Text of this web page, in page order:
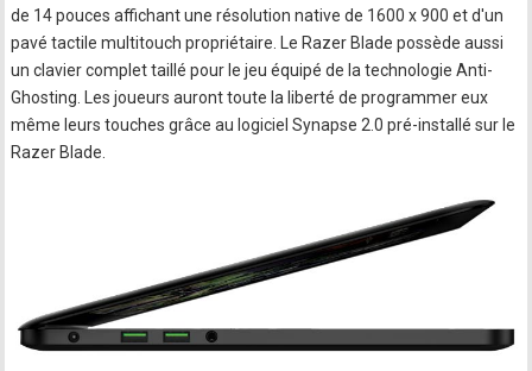
de 14 pouces affichant une résolution native de 1600 x 900 et d'un
pavé tactile multitouch propriétaire. Le Razer Blade possède aussi
un clavier complet taillé pour le jeu équipé de la technologie Anti-
Ghosting. Les joueurs auront toute la liberté de programmer eux
même leurs touches grâce au logiciel Synapse 2.0 pré-installé sur le
Razer Blade.